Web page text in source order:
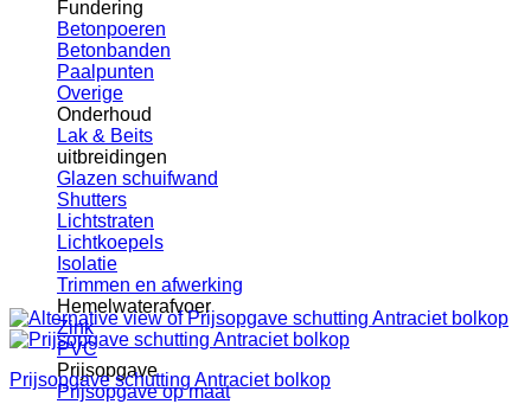
Fundering
Betonpoeren
Betonbanden
Paalpunten
Overige
Onderhoud
Lak & Beits
uitbreidingen
Glazen schuifwand
Shutters
Lichtstraten
Lichtkoepels
Isolatie
Trimmen en afwerking
Hemelwaterafvoer
Zink
PVC
Prijsopgave
Prijsopgave op maat
Prijsopgave schutting Antraciet bolkop